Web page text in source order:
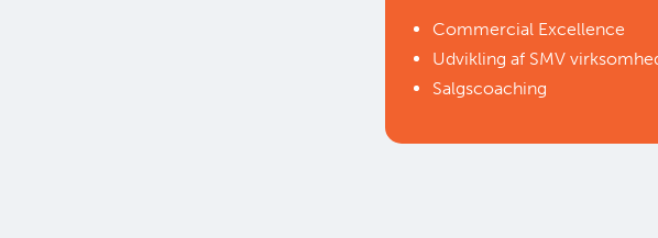
Commercial Excellence
Udvikling af SMV
Salgscoaching